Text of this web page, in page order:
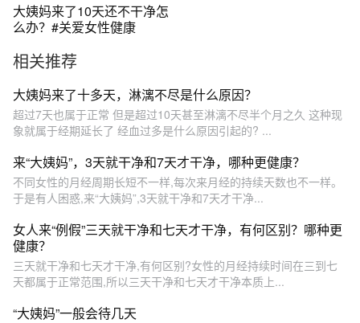
大姨妈来了10天还不干净怎
么办？#关爱女性健康
相关推荐
大姨妈来了十多天，淋漓不尽是什么原因？
超过7天也属于正常 但是超过10天甚至淋漓不尽半个月之久 这种现
象就属于经期延长了 经血过多是什么原因引起的? ...
来“大姨妈”，3天就干净和7天才干净，哪种更健康？
不同女性的月经周期长短不一样,每次来月经的持续天数也不一样。
于是有人困惑,来“大姨妈”,3天就干净和7天才干净...
女人来“例假”三天就干净和七天才干净，有何区别？哪种更
健康？
三天就干净和七天才干净,有何区别?女性的月经持续时间在三到七
天都属于正常范围,所以三天干净和七天才干净本质上...
“大姨妈”一般会待几天